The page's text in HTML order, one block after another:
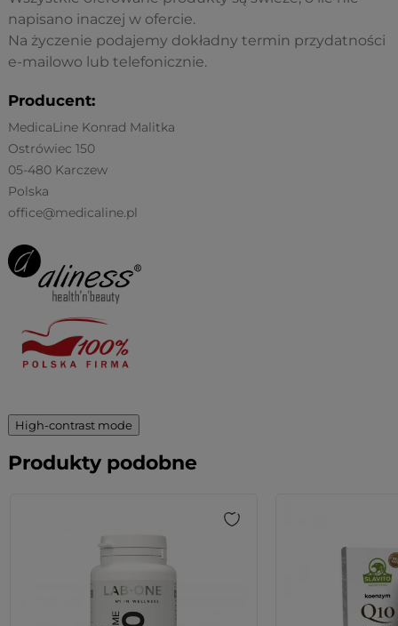
napisano inaczej w ofercie.
Na życzenie podajemy dokładny termin przydatności
e-mailowo lub telefonicznie.
Producent:
MedicaLine Konrad Malitka
Ostrówiec 150
05-480 Karczew
Polska
office@medicaline.pl
High-contrast mode
Produkty podobne